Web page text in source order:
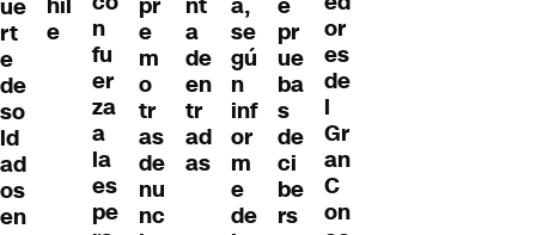
ue
rt
e
de
so
ld
ad
os
en
e
n
fu
er
za
a
la
es
pe
e
m
o
tr
as
de
nu
nc
a
de
en
tr
ad
as
se
gú
n
inf
or
m
e
de
pr
ue
ba
s
de
ci
be
rs
or
es
de
l
Gr
an
C
on